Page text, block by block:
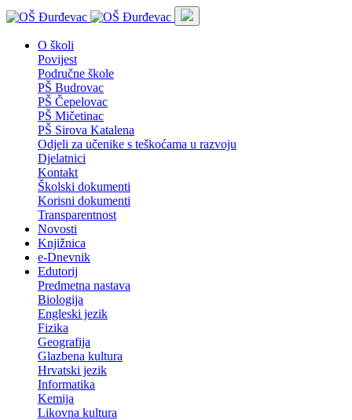
O školi
Povijest
Područne škole
PŠ Budrovac
PŠ Čepelovac
PŠ Mičetinac
PŠ Sirova Katalena
Odjeli za učenike s teškoćama u razvoju
Djelatnici
Kontakt
Školski dokumenti
Korisni dokumenti
Transparentnost
Novosti
Knjižnica
e-Dnevnik
Edutorij
Predmetna nastava
Biologija
Engleski jezik
Fizika
Geografija
Glazbena kultura
Hrvatski jezik
Informatika
Kemija
Likovna kultura